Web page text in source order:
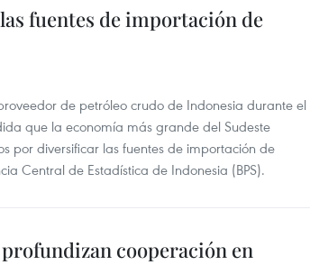
fuentes de importación de
de petróleo crudo de Indonesia durante el
que la economía más grande del Sudeste
por diversificar las fuentes de importación de
Central de Estadística de Indonesia (BPS).
cooperación en